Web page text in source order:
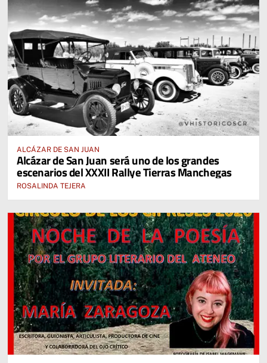
ALCÁZAR DE SAN JUAN
Alcázar de San Juan será uno de los grandes
escenarios del XXXII Rallye Tierras Manchegas
ROSALINDA TEJERA